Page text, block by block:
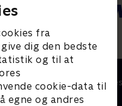
fra
dig den bedste
og til at
cookie-data til
egne og andres
Komedie • 2